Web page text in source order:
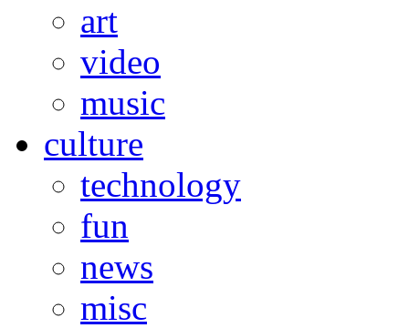
art
video
music
culture
technology
fun
news
misc